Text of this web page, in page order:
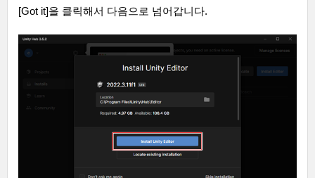
[Got it]을 클릭해서 다음으로 넘어갑니다.